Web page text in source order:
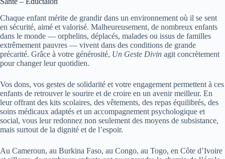
Chaque enfant mérite de grandir dans un environnement où il se sent
en sécurité, aimé et valorisé. Malheureusement, de nombreux enfants
dans le monde — orphelins, déplacés, malades ou issus de familles
extrêmement pauvres — vivent dans des conditions de grande
précarité. Grâce à votre générosité, Un Geste Divin agit concrètement
pour changer leur quotidien.
Vos dons, vos gestes de solidarité et votre engagement permettent à ces
enfants de retrouver le sourire et de croire en un avenir meilleur. En
leur offrant des kits scolaires, des vêtements, des repas équilibrés, des
soins médicaux adaptés et un accompagnement psychologique et
social, vous leur redonnez non seulement des moyens de subsistance,
mais surtout de la dignité et de l’espoir.
Au Cameroun, au Burkina Faso, au Congo, au Togo, en Côte d’Ivoire